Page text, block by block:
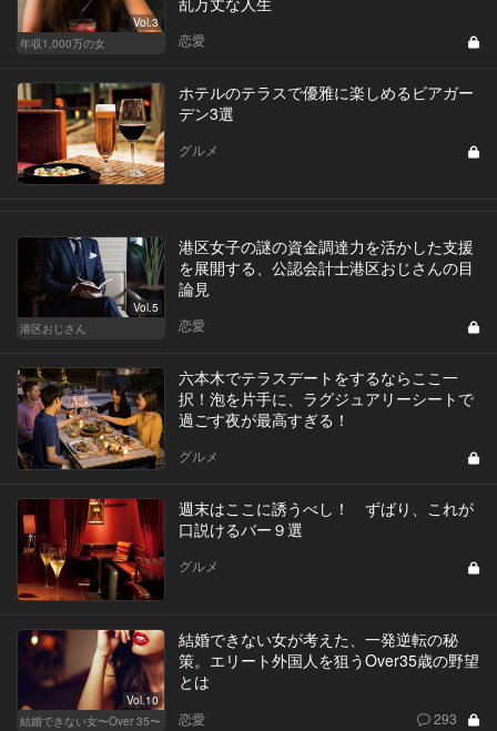
Vol.3
年収1,000万の女
恋愛
ホテルのテラスで優雅に楽しめるビアガー
デン3選
グルメ
Vol.5
港区おじさん
港区女子の謎の資金調達力を活かした支援
を展開する、公認会計士港区おじさんの目
論見
恋愛
六本木でテラスデートをするならここ一
択！泡を片手に、ラグジュアリーシートで
過ごす夜が最高すぎる！
グルメ
週末はここに誘うべし！ ずばり、これが
口説けるバー９選
グルメ
Vol.10
結婚できない女〜Over 35〜
結婚できない女が考えた、一発逆転の秘
策。エリート外国人を狙うOver35歳の野望
とは
恋愛 293